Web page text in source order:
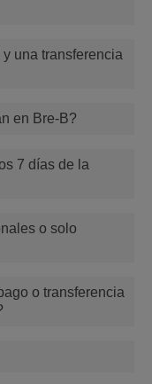
una transferencia
en Bre-B?
7 días de la
o solo
o transferencia